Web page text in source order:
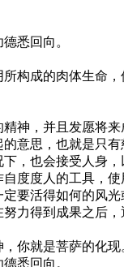
悉回向。
成的肉体生命
，并且发愿将来
思，也就是只有
也会接受人身，
度度人的工具，
要活得如何的风光
得到成果之后
你就是菩萨的化现
悉回向。